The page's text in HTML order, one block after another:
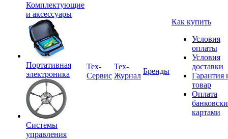
Комплектующие
и аксессуары
Портативная
электроника
Системы
управления
Tex-
Сервис
Тех-
Журнал
Бренды
Как купить
Условия
оплаты
Условия
доставки
Гарантия
товар
Оплата
картами